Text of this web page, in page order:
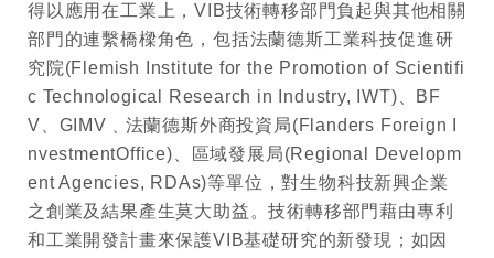
得以應用在工業上，VIB技術轉移部門負起與其他相關
部門的連繫橋樑角色，包括法蘭德斯工業科技促進研
究院(Flemish Institute for the Promotion of Scientifi
c Technological Research in Industry, IWT)
BF
V
GIMV﹑ 法蘭德斯外商投資局(Flanders Foreign I
nvestmentOffice)
區域發展局(Regional Developm
ent Agencies, RDAs)等單位，對生物科技新興企業
之創業及結果產生莫大助益。技術轉移部門藉由專利
和工業開發計畫來保護VIB基礎研究的新發現；如因